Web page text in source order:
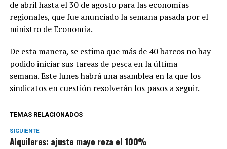
de abril hasta el 30 de agosto para las economías
regionales, que fue anunciado la semana pasada por el
ministro de Economía.
De esta manera, se estima que más de 40 barcos no hay
podido iniciar sus tareas de pesca en la última
semana. Este lunes habrá una asamblea en la que los
sindicatos en cuestión resolverán los pasos a seguir.
TEMAS RELACIONADOS
SIGUIENTE
Alquileres: ajuste mayo roza el 100%